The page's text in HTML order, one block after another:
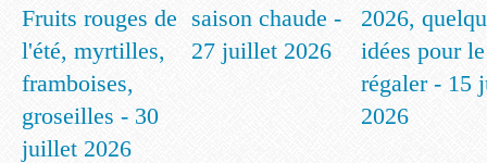
Fruits rouges de
l'été, myrtilles,
framboises,
groseilles - 30
juillet 2026
saison chaude -
27 juillet 2026
2026,
idées pour le
régaler - 15
2026